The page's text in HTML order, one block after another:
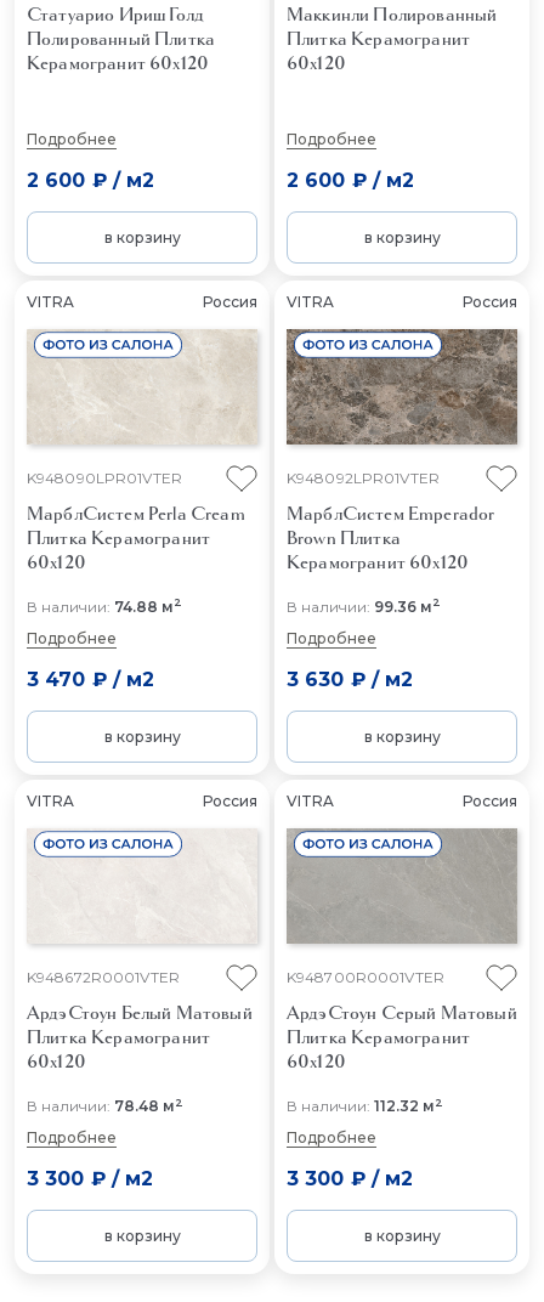
Статуарио Ириш Голд
Полированный Плитка
Керамогранит 60x120
Подробнее
2 600 ₽/ м2
в корзину
Маккинли Полированный
Плитка Керамогранит
60x120
Подробнее
2 600 ₽/ м2
в корзину
VITRA Россия
K948090LPR01VTER
МарблСистем Perla Cream
Плитка Керамогранит
60x120
В наличии: 74.88 м2
Подробнее
3 470 ₽/ м2
в корзину
VITRA Россия
K948092LPR01VTER
МарблСистем Emperador
Brown Плитка
Керамогранит 60x120
В наличии: 99.36 м2
Подробнее
3 630 ₽/ м2
в корзину
VITRA Россия
K948672R0001VTER
АрдэСтоун Белый Матовый
Плитка Керамогранит
60x120
В наличии: 78.48 м2
Подробнее
3 300 ₽/ м2
в корзину
VITRA Россия
K948700R0001VTER
АрдэСтоун Серый Матовый
Плитка Керамогранит
60x120
В наличии: 112.32 м2
Подробнее
3 300 ₽/ м2
в корзину